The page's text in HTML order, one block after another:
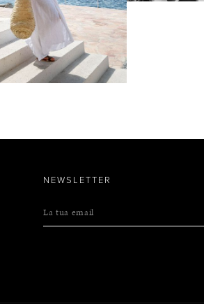
NEWSLETTER
La tua email